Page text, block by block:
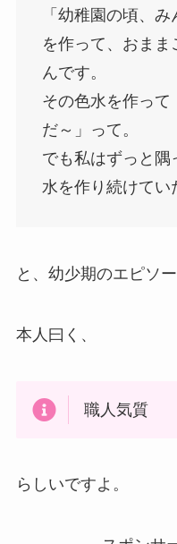
「幼稚園の頃、
を作って、おまま
んです。
その色水を作って
だ～」って。
でも私はずっと
水を作り続けてい
と、幼少期のエピソ
本人曰く、
職人気質
らしいですよ。